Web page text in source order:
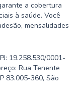
a cobertura
à saúde. Você
mensalidades
19.258.530/0001-
Rua Tenente
83.005-360, São